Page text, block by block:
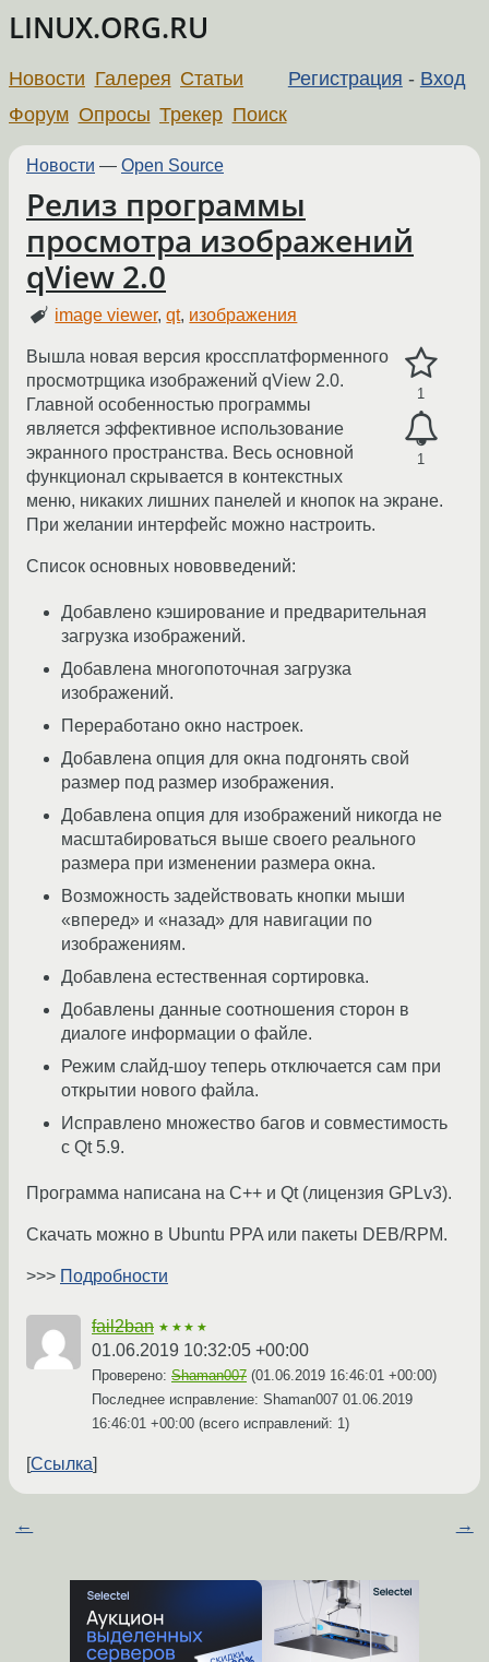
LINUX.ORG.RU
Регистрация - Вход
Новости Галерея Статьи
Форум Опросы Трекер Поиск
Новости — Open Source
Релиз программы
просмотра изображений
qView 2.0
image viewer,qt, изображения
1
1
Вышла новая версия кроссплатформенного
просмотрщика изображений qView 2.0.
Главной особенностью программы
является эффективное использование
экранного пространства. Весь основной
функционал скрывается в контекстных
меню, никаких лишних панелей и кнопок на экране.
При желании интерфейс можно настроить.
Список основных нововведений:
Добавлено кэширование и предварительная
загрузка изображений.
Добавлена многопоточная загрузка
изображений.
Переработано окно настроек.
Добавлена опция для окна подгонять свой
размер под размер изображения.
Добавлена опция для изображений никогда не
масштабироваться выше своего реального
размера при изменении размера окна.
Возможность задействовать кнопки мыши
«вперед» и «назад» для навигации по
изображениям.
Добавлена естественная сортировка.
Добавлены данные соотношения сторон в
диалоге информации о файле.
Режим слайд-шоу теперь отключается сам при
открытии нового файла.
Исправлено множество багов и совместимость
с Qt 5.9.
Программа написана на C++ и Qt (лицензия GPLv3).
Скачать можно в Ubuntu PPA или пакеты DEB/RPM.
>>> Подробности
fail2ban ★★★★
01.06.2019 10:32:05 +00:00
Проверено: Shaman007 (01.06.2019 16:46:01 +00:00)
Последнее исправление: Shaman007 01.06.2019
16:46:01 +00:00 (всего исправлений: 1)
Ссылка
← →